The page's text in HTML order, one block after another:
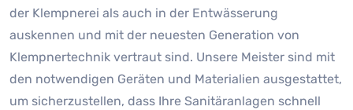
der Klempnerei als auch in der Entwässerung
auskennen und mit der neuesten Generation von
Klempnertechnik vertraut sind. Unsere Meister sind mit
den notwendigen Geräten und Materialien ausgestattet,
um sicherzustellen, dass Ihre Sanitäranlagen schnell